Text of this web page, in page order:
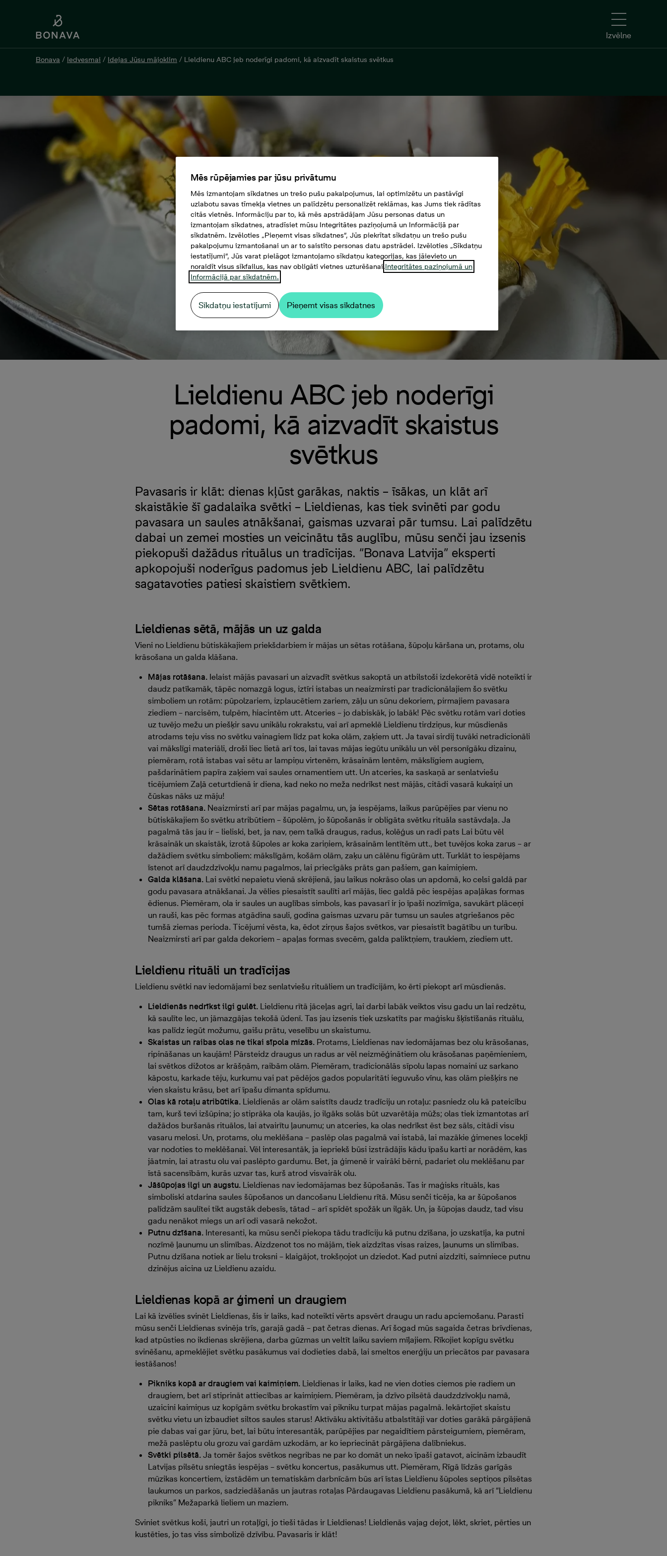
Izvēlne
Bonava / Iedvesmai / Idejas Jūsu mājoklim / Lieldienu ABC jeb noderīgi padomi, kā aizvadīt skaistus svētkus
Lieldienu ABC jeb noderīgi
padomi, kā aizvadīt skaistus
svētkus
Pavasaris ir klāt: dienas kļūst garākas, naktis – īsākas, un klāt arī
skaistākie šī gadalaika svētki – Lieldienas, kas tiek svinēti par godu
pavasara un saules atnākšanai, gaismas uzvarai pār tumsu. Lai palīdzētu
dabai un zemei mosties un veicinātu tās auglību, mūsu senči jau izsenis
piekopuši dažādus rituālus un tradīcijas. “Bonava Latvija” eksperti
apkopojuši noderīgus padomus jeb Lieldienu ABC, lai palīdzētu
sagatavoties patiesi skaistiem svētkiem.
Lieldienas sētā, mājās un uz galda
Vieni no Lieldienu būtiskākajiem priekšdarbiem ir mājas un sētas rotāšana, šūpoļu kāršana un, protams, olu
krāsošana un galda klāšana.
Mājas rotāšana. Ielaist mājās pavasari un aizvadīt svētkus sakoptā un atbilstoši izdekorētā vidē noteikti ir
daudz patīkamāk, tāpēc nomazgā logus, iztīri istabas un neaizmirsti par tradicionālajiem šo svētku
simboliem un rotām: pūpolzariem, izplaucētiem zariem, zāļu un sūnu dekoriem, pirmajiem pavasara
ziediem – narcisēm, tulpēm, hiacintēm utt. Atceries – jo dabiskāk, jo labāk! Pēc svētku rotām vari doties
uz tuvējo mežu un piešķir savu unikālu rokrakstu, vai arī apmeklē Lieldienu tirdziņus, kur mūsdienās
atrodams teju viss no svētku vainagiem līdz pat koka olām, zaķiem utt. Ja tavai sirdij tuvāki netradicionāli
vai mākslīgi materiāli, droši liec lietā arī tos, lai tavas mājas iegūtu unikālu un vēl personīgāku dizainu,
piemēram, rotā istabas vai sētu ar lampiņu virtenēm, krāsainām lentēm, mākslīgiem augiem,
pašdarinātiem papīra zaķiem vai saules ornamentiem utt. Un atceries, ka saskaņā ar senlatviešu
ticējumiem Zaļā ceturtdienā ir diena, kad neko no meža nedrīkst nest mājās, citādi vasarā kukaiņi un
čūskas nāks uz māju!
Sētas rotāšana. Neaizmirsti arī par mājas pagalmu, un, ja iespējams, laikus parūpējies par vienu no
būtiskākajiem šo svētku atribūtiem – šūpolēm, jo šūpošanās ir obligāta svētku rituāla sastāvdaļa. Ja
pagalmā tās jau ir – lieliski, bet, ja nav, ņem talkā draugus, radus, kolēģus un radi pats Lai būtu vēl
krāsaināk un skaistāk, izrotā šūpoles ar koka zariņiem, krāsainām lentītēm utt., bet tuvējos koka zarus – ar
dažādiem svētku simboliem: mākslīgām, košām olām, zaķu un cālēnu figūrām utt. Turklāt to iespējams
īstenot arī daudzdzīvokļu namu pagalmos, lai priecīgāks prāts gan pašiem, gan kaimiņiem.
Galda klāšana. Lai svētki nepaietu vienā skrējienā, jau laikus nokrāso olas un apdomā, ko celsi galdā par
godu pavasara atnākšanai. Ja vēlies piesaistīt saulīti arī mājās, liec galdā pēc iespējas apaļākas formas
ēdienus. Piemēram, ola ir saules un auglības simbols, kas pavasarī ir jo īpaši nozīmīga, savukārt plāceņi
un rauši, kas pēc formas atgādina sauli, godina gaismas uzvaru pār tumsu un saules atgriešanos pēc
tumšā ziemas perioda. Ticējumi vēsta, ka, ēdot zirņus šajos svētkos, var piesaistīt bagātību un turību.
Neaizmirsti arī par galda dekoriem – apaļas formas svecēm, galda paliktņiem, traukiem, ziediem utt.
Lieldienu rituāli un tradīcijas
Lieldienu svētki nav iedomājami bez senlatviešu rituāliem un tradīcijām, ko ērti piekopt arī mūsdienās.
Lieldienās nedrīkst ilgi gulēt. Lieldienu rītā jāceļas agri, lai darbi labāk veiktos visu gadu un lai redzētu,
kā saulīte lec, un jāmazgājas tekošā ūdenī. Tas jau izsenis tiek uzskatīts par maģisku šķīstīšanās rituālu,
kas palīdz iegūt možumu, gaišu prātu, veselību un skaistumu.
Skaistas un raibas olas ne tikai sīpola mizās. Protams, Lieldienas nav iedomājamas bez olu krāsošanas,
ripināšanas un kaujām! Pārsteidz draugus un radus ar vēl neizmēģinātiem olu krāsošanas paņēmieniem,
lai svētkos dižotos ar krāšņām, raibām olām. Piemēram, tradicionālās sīpolu lapas nomaini uz sarkano
kāpostu, karkade tēju, kurkumu vai pat pēdējos gados popularitāti ieguvušo vīnu, kas olām piešķirs ne
vien skaistu krāsu, bet arī īpašu dimanta spīdumu.
Olas kā rotaļu atribūtika. Lieldienās ar olām saistīts daudz tradīciju un rotaļu: pasniedz olu kā pateicību
tam, kurš tevi izšūpina; jo stiprāka ola kaujās, jo ilgāks solās būt uzvarētāja mūžs; olas tiek izmantotas arī
dažādos buršanās rituālos, lai atvairītu ļaunumu; un atceries, ka olas nedrīkst ēst bez sāls, citādi visu
vasaru melosi. Un, protams, olu meklēšana – paslēp olas pagalmā vai istabā, lai mazākie ģimenes locekļi
var nodoties to meklēšanai. Vēl interesantāk, ja iepriekš būsi izstrādājis kādu īpašu karti ar norādēm, kas
jāatmin, lai atrastu olu vai paslēpto gardumu. Bet, ja ģimenē ir vairāki bērni, padariet olu meklēšanu par
īstā sacensībām, kurās uzvar tas, kurš atrod visvairāk olu.
Jāšūpojas ilgi un augstu. Lieldienas nav iedomājamas bez šūpošanās. Tas ir maģisks rituāls, kas
simboliski atdarina saules šūpošanos un dancošanu Lieldienu rītā. Mūsu senči ticēja, ka ar šūpošanos
palīdzām saulītei tikt augstāk debesīs, tātad – arī spīdēt spožāk un ilgāk. Un, ja šūpojas daudz, tad visu
gadu nenākot miegs un arī odi vasarā nekožot.
Putnu dzīšana. Interesanti, ka mūsu senči piekopa tādu tradīciju kā putnu dzīšana, jo uzskatīja, ka putni
nozīmē ļaunumu un slimības. Aizdzenot tos no mājām, tiek aizdzītas visas raizes, ļaunums un slimības.
Putnu dzīšana notiek ar lielu troksni – klaigājot, trokšņojot un dziedot. Kad putni aizdzīti, saimniece putnu
dzinējus aicina uz Lieldienu azaidu.
Lieldienas kopā ar ģimeni un draugiem
Lai kā izvēlies svinēt Lieldienas, šis ir laiks, kad noteikti vērts apsvērt draugu un radu apciemošanu. Parasti
mūsu senči Lieldienas svinēja trīs, garajā gadā – pat četras dienas. Arī šogad mūs sagaida četras brīvdienas,
kad atpūsties no ikdienas skrējiena, darba gūzmas un veltīt laiku saviem mīļajiem. Rīkojiet kopīgu svētku
svinēšanu, apmeklējiet svētku pasākumus vai dodieties dabā, lai smeltos enerģiju un priecātos par pavasara
iestāšanos!
Pikniks kopā ar draugiem vai kaimiņiem. Lieldienas ir laiks, kad ne vien doties ciemos pie radiem un
draugiem, bet arī stiprināt attiecības ar kaimiņiem. Piemēram, ja dzīvo pilsētā daudzdzīvokļu namā,
uzaicini kaimiņus uz kopīgām svētku brokastīm vai pikniku turpat mājas pagalmā. Iekārtojiet skaistu
svētku vietu un izbaudiet siltos saules starus! Aktīvāku aktivitāšu atbalstītāji var doties garākā pārgājienā
pie dabas vai gar jūru, bet, lai būtu interesantāk, parūpējies par negaidītiem pārsteigumiem, piemēram,
mežā paslēptu olu grozu vai gardām uzkodām, ar ko iepriecināt pārgājiena dalībniekus.
Svētki pilsētā. Ja tomēr šajos svētkos negribas ne par ko domāt un neko īpaši gatavot, aicinām izbaudīt
Latvijas pilsētu sniegtās iespējas – svētku koncertus, pasākumus utt. Piemēram, Rīgā līdzās garīgās
mūzikas koncertiem, izstādēm un tematiskām darbnīcām būs arī īstas Lieldienu šūpoles septiņos pilsētas
laukumos un parkos, sadziedāšanās un jautras rotaļas Pārdaugavas Lieldienu pasākumā, kā arī “Lieldienu
pikniks” Mežaparkā lieliem un maziem.
Sviniet svētkus koši, jautri un rotaļīgi, jo tieši tādas ir Lieldienas! Lieldienās vajag dejot, lēkt, skriet, pērties un
kustēties, jo tas viss simbolizē dzīvību. Pavasaris ir klāt!
Mēs rūpējamies par jūsu privātumu
Mēs izmantojam sīkdatnes un trešo pušu pakalpojumus, lai optimizētu un pastāvīgi
uzlabotu savas tīmekļa vietnes un palīdzētu personalizēt reklāmas, kas Jums tiek rādītas
citās vietnēs. Informāciju par to, kā mēs apstrādājam Jūsu personas datus un
izmantojam sīkdatnes, atradīsiet mūsu Integritātes paziņojumā un Informācijā par
sīkdatnēm. Izvēloties „Pieņemt visas sīkdatnes”, Jūs piekrītat sīkdatņu un trešo pušu
pakalpojumu izmantošanai un ar to saistīto personas datu apstrādei. Izvēloties „Sīkdatņu
iestatījumi”, Jūs varat pielāgot izmantojamo sīkdatņu kategorijas, kas jāievieto un
noraidīt visus sīkfailus, kas nav obligāti vietnes uzturēšanai.Integritātes paziņojumā un
Informācijā par sīkdatnēm.
Sīkdatņu iestatījumi Pieņemt visas sīkdatnes